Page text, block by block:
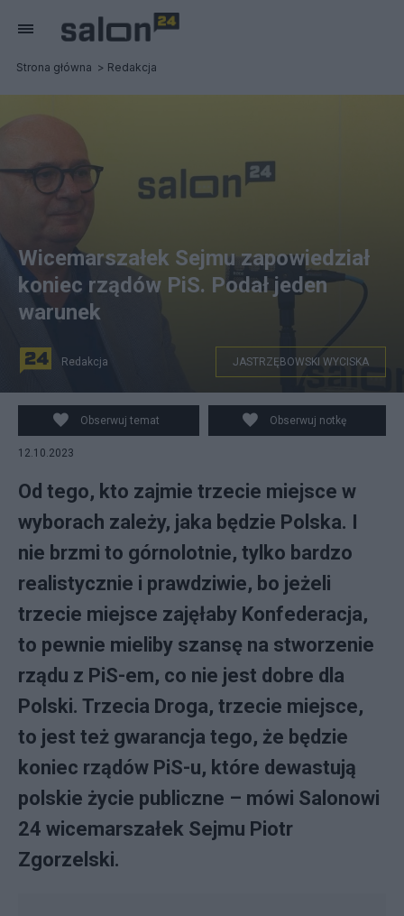
Strona główna Redakcja
Wicemarszałek Sejmu Piotr Zgorzelski PSL-Trzecia
Droga był gościem Sławomira Jastrzębowkiego Fot.
arch.
Wicemarszałek Sejmu zapowiedział
koniec rządów PiS. Podał jeden
warunek
Redakcja JASTRZĘBOWSKI WYCISKA
Obserwuj temat Obserwuj notkę
12.10.2023
Od tego, kto zajmie trzecie miejsce w
wyborach zależy, jaka będzie Polska. I
nie brzmi to górnolotnie, tylko bardzo
realistycznie i prawdziwie, bo jeżeli
trzecie miejsce zajęłaby Konfederacja,
to pewnie mieliby szansę na stworzenie
rządu z PiS-em, co nie jest dobre dla
Polski. Trzecia Droga, trzecie miejsce,
to jest też gwarancja tego, że będzie
koniec rządów PiS-u, które dewastują
polskie życie publiczne – mówi Salonowi
24 wicemarszałek Sejmu Piotr
Zgorzelski.